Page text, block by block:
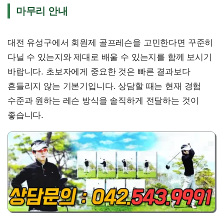
마무리 안내
대전 유성구에서 회원제 골프레슨을 고민한다면 꾸준히
다닐 수 있는지와 제대로 배울 수 있는지를 함께 보시기
바랍니다. 초보자에게 중요한 것은 빠른 결과보다
흔들리지 않는 기본기입니다. 상담할 때는 현재 경험
수준과 원하는 레슨 방식을 솔직하게 전달하는 것이
좋습니다.